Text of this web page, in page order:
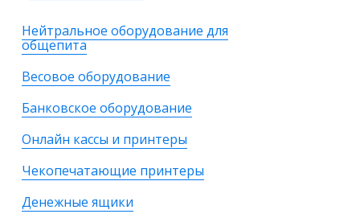
Нейтральное оборудование для
общепита
Весовое оборудование
Банковское оборудование
Онлайн кассы и принтеры
Чекопечатающие принтеры
Денежные ящики